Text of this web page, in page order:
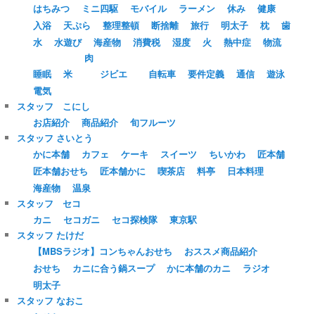
はちみつ
ミニ四駆 モバイル ラーメン 休み
健康
入浴
天ぷら 整理整頓 断捨離 旅行 明太子 枕
歯
水
水遊び 海産物 消費税 湿度 火 熱中症 物流
睡眠 米
肉
ジビエ
自転車 要件定義 通信
遊泳
電気
スタッフ こにし
お店紹介
商品紹介
旬フルーツ
スタッフ さいとう
かに本舗
カフェ ケーキ スイーツ ちいかわ
匠本舗
匠本舗おせち
匠本舗かに 喫茶店 料亭
日本料理
海産物
温泉
スタッフ セコ
カニ
セコガニ セコ探検隊
東京駅
スタッフ たけだ
【MBSラジオ】コンちゃんおせち
おススメ商品紹介
おせち
カニに合う鍋スープ かに本舗のカニ
ラジオ
明太子
スタッフ なおこ